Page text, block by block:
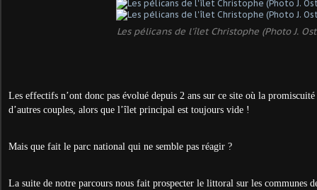
Les pélicans de l'îlet Christophe (Photo J.
Les effectifs n’ont donc pas évolué depuis 2 ans sur ce site où la
d’autres couples, alors que l’îlet principal est toujours vide !
Mais que fait le parc national qui ne semble pas réagir ?
La suite de notre parcours nous fait prospecter le littoral sur les communes